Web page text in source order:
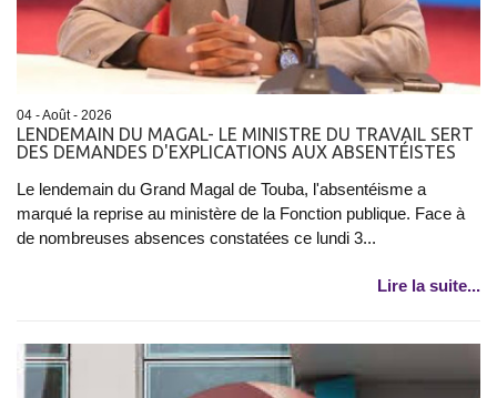
04 - Août - 2026
LENDEMAIN DU MAGAL- LE MINISTRE DU TRAVAIL SERT
DES DEMANDES D'EXPLICATIONS AUX ABSENTÉISTES
Le lendemain du Grand Magal de Touba, l'absentéisme a
marqué la reprise au ministère de la Fonction publique. Face à
de nombreuses absences constatées ce lundi 3...
Lire la suite...